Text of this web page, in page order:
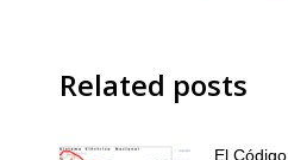
Related posts
El